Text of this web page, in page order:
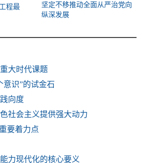
程最
坚定不移推动全面从严治党向
纵深发展
大时代课题
意识”的试金石
向度
社会主义提供强大动力
要着力点
力现代化的核心要义